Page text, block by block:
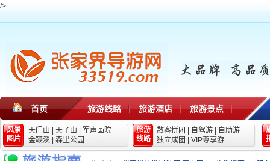
/>
首页 旅游线路 旅游酒店 旅游景点
风景
图片
天门山 天子山
军声画院
金鞭溪
森里公园
旅游
线路
散客拼团 自驾游
自助游
独立成团
VIP尊享游